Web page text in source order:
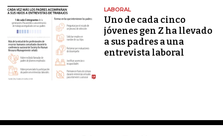
LABORAL
Uno de cada cinco
jóvenes gen Z ha llevado
a sus padres a una
entrevista laboral